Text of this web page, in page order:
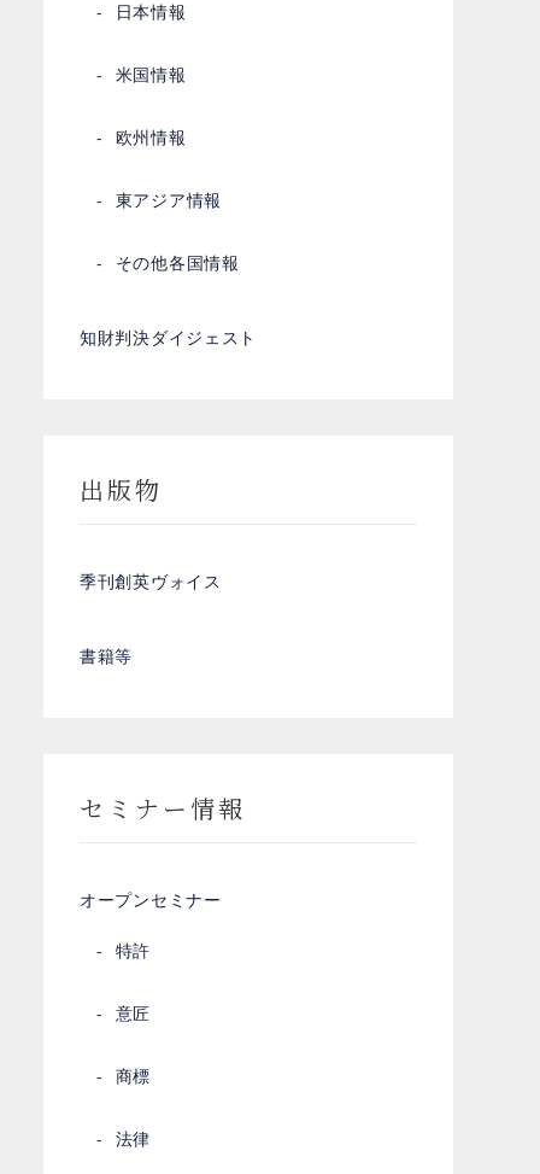
日本情報
米国情報
欧州情報
東アジア情報
その他各国情報
知財判決ダイジェスト
出版物
季刊創英ヴォイス
書籍等
セミナー情報
オープンセミナー
特許
意匠
商標
法律